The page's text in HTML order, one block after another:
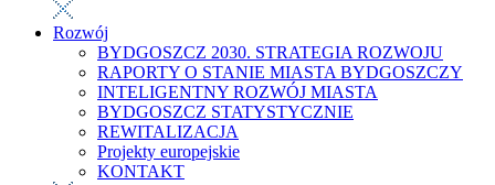
Rozwój
BYDGOSZCZ 2030. STRATEGIA ROZWOJU
RAPORTY O STANIE MIASTA BYDGOSZCZY
INTELIGENTNY ROZWÓJ MIASTA
BYDGOSZCZ STATYSTYCZNIE
REWITALIZACJA
Projekty europejskie
KONTAKT